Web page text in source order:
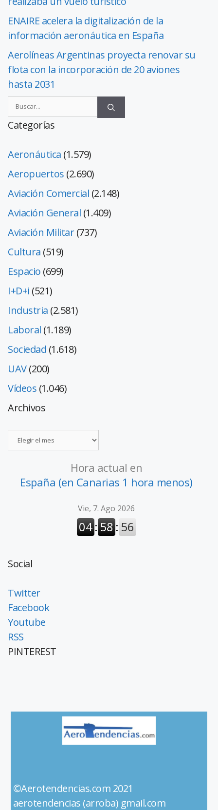
ENAIRE acelera la digitalización de la
información aeronáutica en España
Aerolíneas Argentinas proyecta renovar su
flota con la incorporación de 20 aviones
hasta 2031
Categorías
Aeronáutica (1.579)
Aeropuertos (2.690)
Aviación Comercial (2.148)
Aviación General (1.409)
Aviación Militar(737)
Cultura (519)
Espacio (699)
I+D+i (521)
Industria (2.581)
Laboral (1.189)
Sociedad (1.618)
UAV(200)
Vídeos (1.046)
Archivos
Hora actual en
España (en Canarias 1 hora menos)
Social
Twitter
Facebook
Youtube
RSS
PINTEREST
©Aerotendencias.com 2021
aerotendencias (arroba) gmail.com